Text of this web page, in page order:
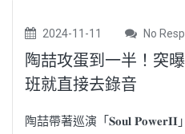
2024-11-11 No
陶喆攻蛋到一半！突
班就直接去錄音
陶喆帶著巡演「𝐒𝐨𝐮𝐥